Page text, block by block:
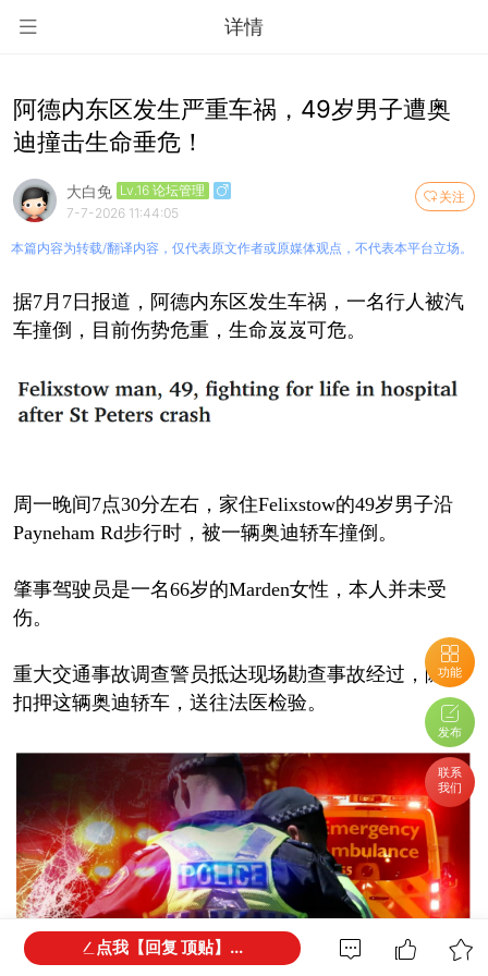
详情
功能
发布
联系
我们
阿德内东区发生严重车祸，49岁男子遭奥
迪撞击生命垂危！
关注
大白免 Lv.16 论坛管理
7-7-2026 11:44:05
本篇内容为转载/翻译内容，仅代表原文作者或原媒体观点，不代表本平台立场。
据7月7日报道，阿德内东区发生车祸，一名行人被汽
车撞倒，目前伤势危重，生命岌岌可危。
周一晚间7点30分左右，家住Felixstow的49岁男子沿
Payneham Rd步行时，被一辆奥迪轿车撞倒。
肇事驾驶员是一名66岁的Marden女性，本人并未受
伤。
重大交通事故调查警员抵达现场勘查事故经过，随后
扣押这辆奥迪轿车，送往法医检验。
点我【回复 顶贴】...